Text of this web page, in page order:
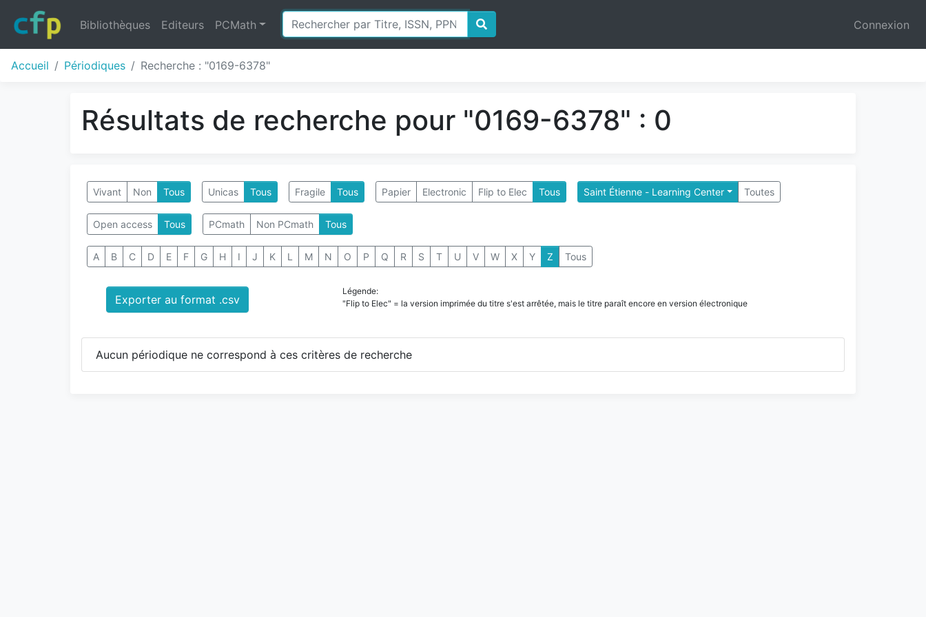
Bibliothèques Editeurs PCMath Connexion
Accueil Périodiques Recherche : "0169-6378"
Résultats de recherche pour "0169-6378" : 0
Vivant Non Tous Unicas Tous Fragile Tous Papier Electronic Flip to Elec Tous Saint Étienne - Learning Center Toutes
Open access Tous PCmath Non PCmath Tous
A B C D E F G H I J K L M N O P Q R S T U V W X Y Z Tous
Exporter au format .csv
Légende:
"Flip to Elec" = la version imprimée du titre s'est arrêtée, mais le titre paraît encore en version électronique
Aucun périodique ne correspond à ces critères de recherche